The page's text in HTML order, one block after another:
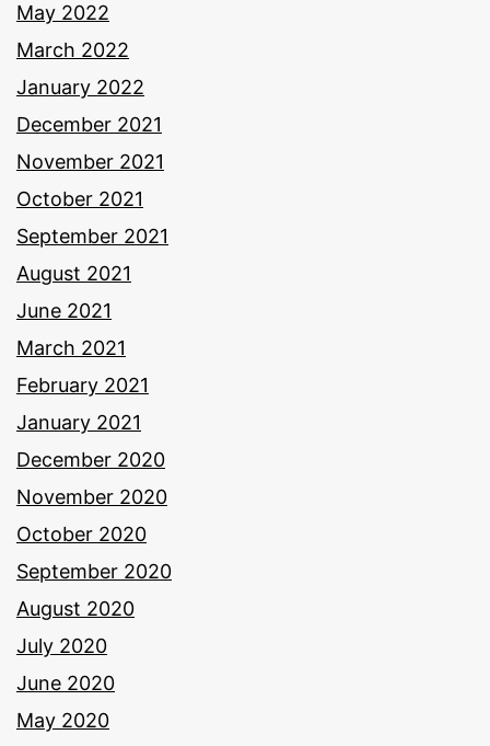
May 2022
March 2022
January 2022
December 2021
November 2021
October 2021
September 2021
August 2021
June 2021
March 2021
February 2021
January 2021
December 2020
November 2020
October 2020
September 2020
August 2020
July 2020
June 2020
May 2020